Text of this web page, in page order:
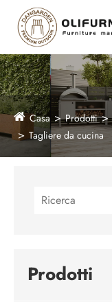
Casa Prodotti
Tagliere da cucina
Prodotti